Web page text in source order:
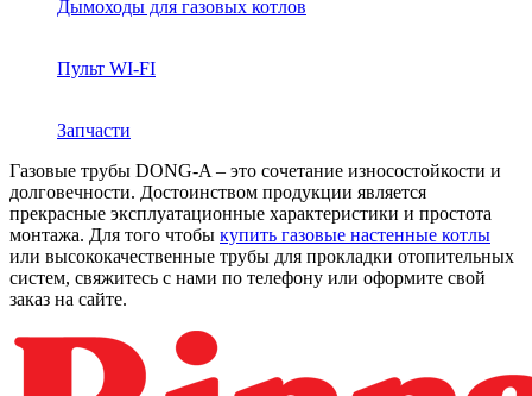
Дымоходы для газовых котлов
Пульт WI-FI
Запчасти
Газовые трубы DONG-A – это сочетание износостойкости и
долговечности. Достоинством продукции является
прекрасные эксплуатационные характеристики и простота
монтажа. Для того чтобы купить газовые настенные котлы
или высококачественные трубы для прокладки отопительных
систем, свяжитесь с нами по телефону или оформите свой
заказ на сайте.